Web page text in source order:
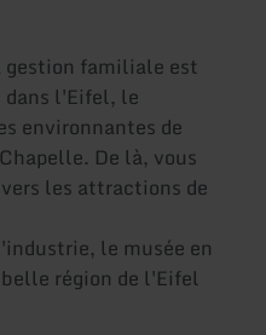
familiale est
dans l'Eifel, le
environnantes de
De là, vous
les attractions de
le musée en
région de l'Eifel